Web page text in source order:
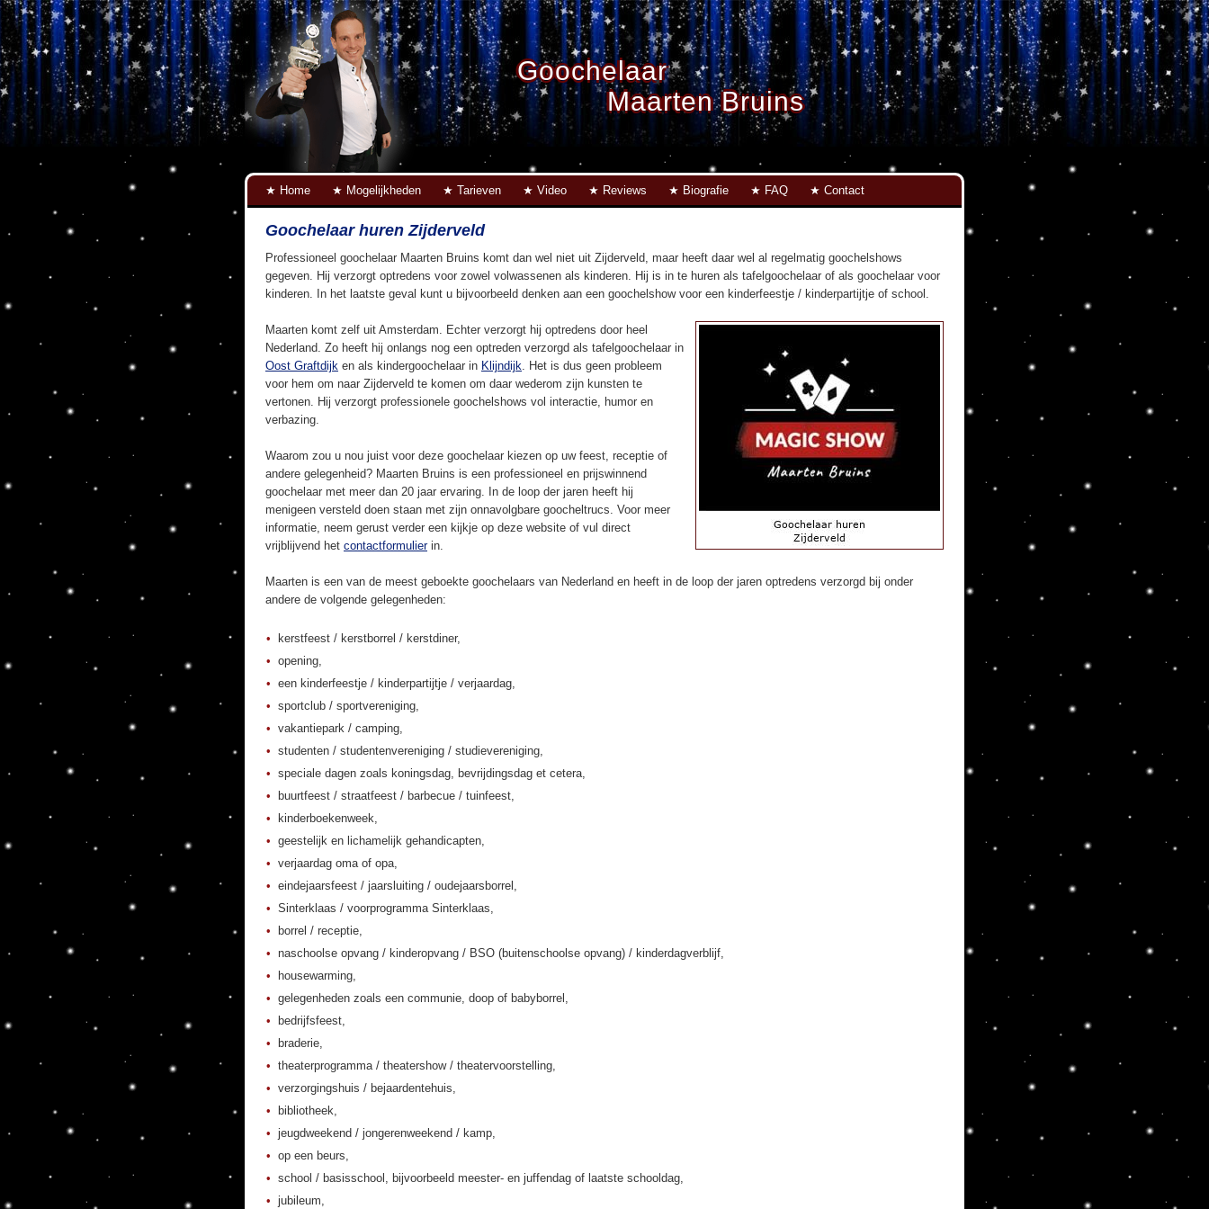
Goochelaar
Maarten Bruins
Home Mogelijkheden Tarieven Video Reviews Biografie FAQ Contact
Goochelaar huren Zijderveld
Professioneel goochelaar Maarten Bruins komt dan wel niet uit Zijderveld, maar heeft daar wel al regelmatig goochelshows
gegeven. Hij verzorgt optredens voor zowel volwassenen als kinderen. Hij is in te huren als tafelgoochelaar of als goochelaar voor
kinderen. In het laatste geval kunt u bijvoorbeeld denken aan een goochelshow voor een kinderfeestje / kinderpartijtje of school.
Maarten komt zelf uit Amsterdam. Echter verzorgt hij optredens door heel
Nederland. Zo heeft hij onlangs nog een optreden verzorgd als tafelgoochelaar in
Oost Graftdijk en als kindergoochelaar in Klijndijk. Het is dus geen probleem
voor hem om naar Zijderveld te komen om daar wederom zijn kunsten te
vertonen. Hij verzorgt professionele goochelshows vol interactie, humor en
verbazing.
Waarom zou u nou juist voor deze goochelaar kiezen op uw feest, receptie of
andere gelegenheid? Maarten Bruins is een professioneel en prijswinnend
goochelaar met meer dan 20 jaar ervaring. In de loop der jaren heeft hij
menigeen versteld doen staan met zijn onnavolgbare goocheltrucs. Voor meer
informatie, neem gerust verder een kijkje op deze website of vul direct
vrijblijvend het contactformulierin.
Maarten is een van de meest geboekte goochelaars van Nederland en heeft in de loop der jaren optredens verzorgd bij onder
andere de volgende gelegenheden:
kerstfeest / kerstborrel / kerstdiner,
opening,
een kinderfeestje / kinderpartijtje / verjaardag,
sportclub / sportvereniging,
vakantiepark / camping,
studenten / studentenvereniging / studievereniging,
speciale dagen zoals koningsdag, bevrijdingsdag et cetera,
buurtfeest / straatfeest / barbecue / tuinfeest,
kinderboekenweek,
geestelijk en lichamelijk gehandicapten,
verjaardag oma of opa,
eindejaarsfeest / jaarsluiting / oudejaarsborrel,
Sinterklaas / voorprogramma Sinterklaas,
borrel / receptie,
naschoolse opvang / kinderopvang / BSO (buitenschoolse opvang) / kinderdagverblijf,
housewarming,
gelegenheden zoals een communie, doop of babyborrel,
bedrijfsfeest,
braderie,
theaterprogramma / theatershow / theatervoorstelling,
verzorgingshuis / bejaardentehuis,
bibliotheek,
jeugdweekend / jongerenweekend / kamp,
op een beurs,
school / basisschool, bijvoorbeeld meester- en juffendag of laatste schooldag,
jubileum,